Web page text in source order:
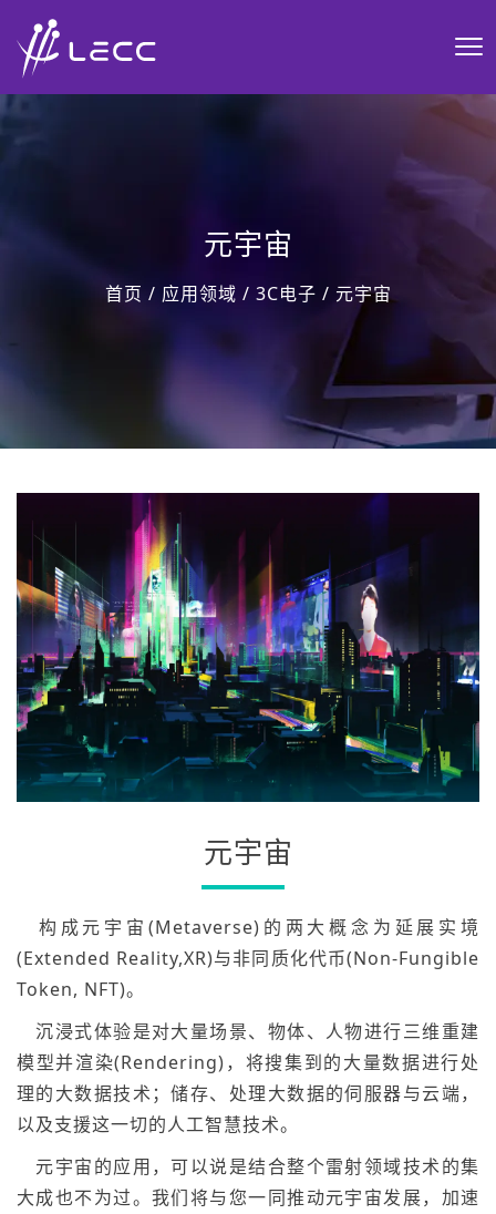
元宇宙
首页 / 应用领域 / 3C电子 / 元宇宙
元宇宙
构成元宇宙(Metaverse)的两大概念为延展实境
(Extended Reality,XR)与非同质化代币(Non-Fungible
Token, NFT)。
沉浸式体验是对大量场景、物体、人物进行三维重建
模型并渲染(Rendering)，将搜集到的大量数据进行处
理的大数据技术；储存、处理大数据的伺服器与云端，
以及支援这一切的人工智慧技术。
元宇宙的应用，可以说是结合整个雷射领域技术的集
大成也不为过。我们将与您一同推动元宇宙发展，加速